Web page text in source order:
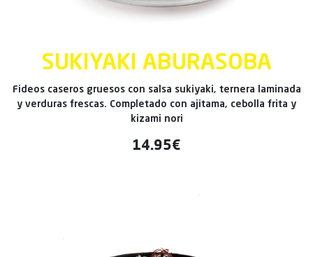
SUKIYAKI ABURASOBA
Fideos caseros gruesos con salsa sukiyaki, ternera laminada
y verduras frescas. Completado con ajitama, cebolla frita y
kizami nori
14.95€